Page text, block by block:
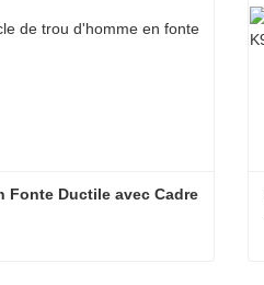
Fonte Ductile avec Cadre